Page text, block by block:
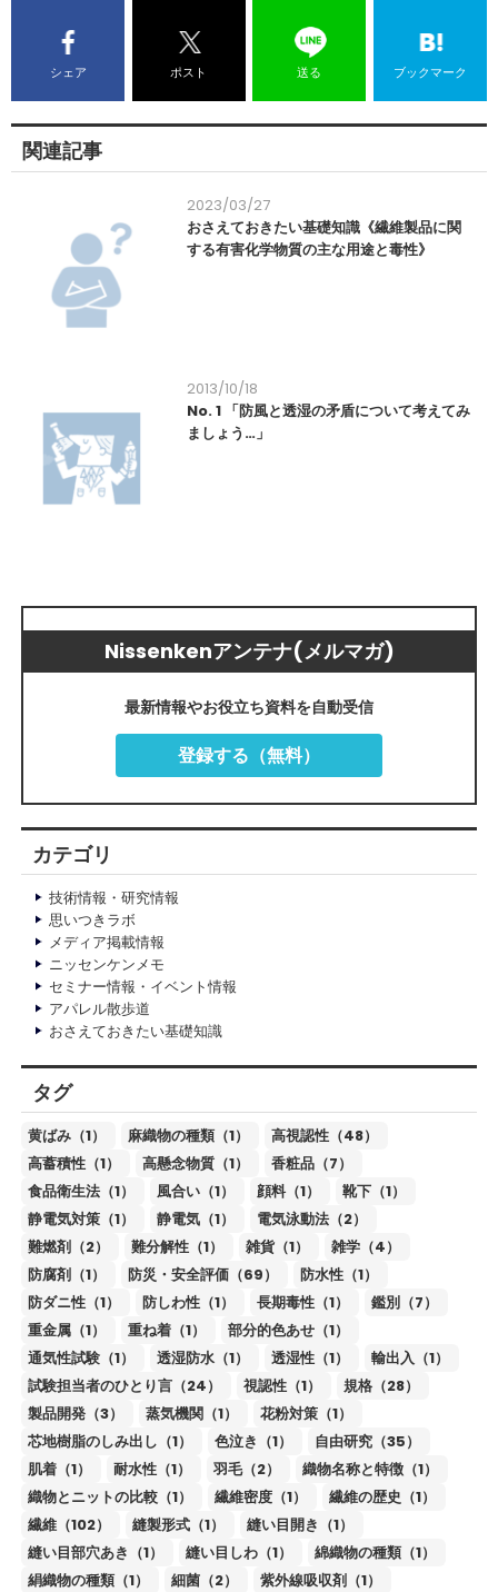
シェア ポスト 送る ブックマーク
関連記事
2023/03/27
おさえておきたい基礎知識《繊維製品に関
する有害化学物質の主な用途と毒性》
2013/10/18
No. 1 「防風と透湿の矛盾について考えてみ
ましょう…」
Nissenkenアンテナ(メルマガ)
最新情報やお役立ち資料を自動受信
登録する（無料）
カテゴリ
技術情報・研究情報
思いつきラボ
メディア掲載情報
ニッセンケンメモ
セミナー情報・イベント情報
アパレル散歩道
おさえておきたい基礎知識
タグ
黄ばみ（1） 麻織物の種類（1）
高視認性（48）
高蓄積性（1）
高懸念物質（1）
香粧品（7）
食品衛生法（1）
風合い（1） 顔料（1）
靴下（1）
静電気対策（1）
静電気（1）
電気泳動法（2）
難燃剤（2）
難分解性（1） 雑貨（1）
雑学（4）
防腐剤（1）
防災・安全評価（69）
防水性（1）
防ダニ性（1）
防しわ性（1） 長期毒性（1）
鑑別（7）
重金属（1）
重ね着（1）
部分的色あせ（1）
通気性試験（1）
透湿防水（1） 透湿性（1）
輸出入（1）
試験担当者のひとり言（24）
視認性（1）
規格（28）
製品開発（3）
蒸気機関（1）
花粉対策（1）
芯地樹脂のしみ出し（1）
色泣き（1）
自由研究（35）
肌着（1）
耐水性（1） 羽毛（2）
織物名称と特徴（1）
織物とニットの比較（1）
繊維密度（1）
繊維の歴史（1）
繊維（102）
縫製形式（1）
縫い目開き（1）
縫い目部穴あき（1）
縫い目しわ（1）
綿織物の種類（1）
絹織物の種類（1）
細菌（2）
紫外線吸収剤（1）